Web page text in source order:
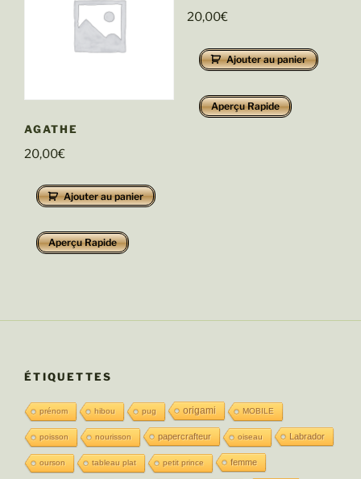
AGATHE
20,00€
Ajouter au panier
Aperçu Rapide
20,00€
Ajouter au panier
Aperçu Rapide
ÉTIQUETTES
prénom hibou pug origami MOBILE
poisson nourisson papercrafteur oiseau Labrador
ourson tableau plat petit prince femme